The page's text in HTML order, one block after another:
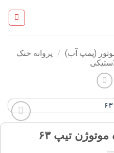
(پمپ آب) / پروانه خنک
تیپ ۶۳